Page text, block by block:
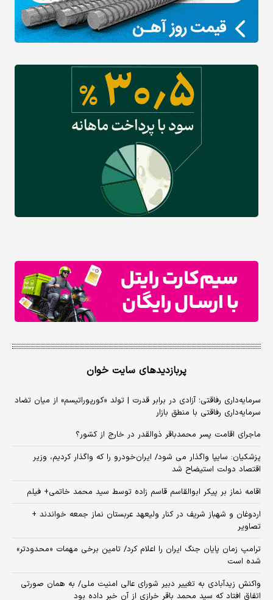
پربازدیدهای سایت خوان
سرمایه‌داری رفاقتی؛ آزادی در برابر قدرت | تولد «کورپوراتیسم» از میان تضاد
سرمایه‌داری رفاقتی با منطق بازار
ماجرای اقامت پسر محمدباقر ذوالقدر در خارج از کشور؟
پزشکیان: سایپا واگذار می شود/ ایران‌خودرو را که واگذار کردیم، وزیر
اقتصاد دولت استیضاح شد
اقامه نماز بر پیکر ابوالقاسم قاسم زاده توسط سید محمد خاتمی+ فیلم
اردوغان و شهباز شریف در کنار ولیعهد عربستان نماز جمعه خواندند +
تصاویر
ترامپ زمان پایان جنگ ایران را اعلام کرد/ تامین برخی مهمات «محدودتر»
شده است
واکنش زیدآبادی به تغییر دبیر شورای عالی امنیت ملی/ به همان صورتی
اتفاق افتاد که سید محمد باقر خرازی از آن خبر داده بود